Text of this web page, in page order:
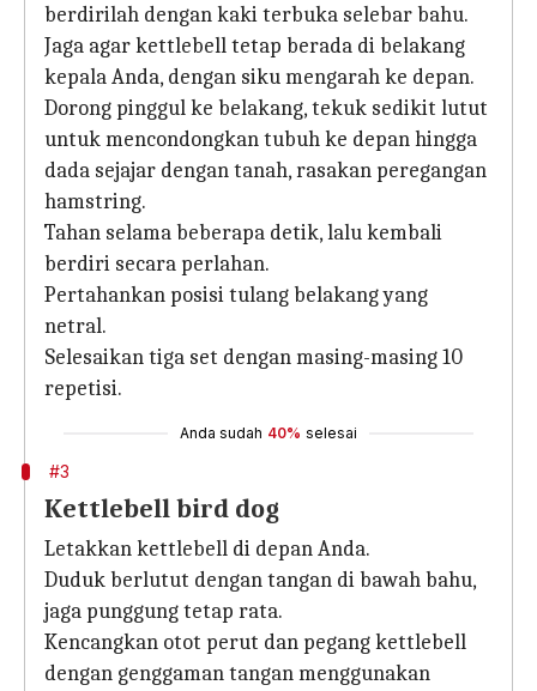
berdirilah dengan kaki terbuka selebar bahu.
Jaga agar kettlebell tetap berada di belakang
kepala Anda, dengan siku mengarah ke depan.
Dorong pinggul ke belakang, tekuk sedikit lutut
untuk mencondongkan tubuh ke depan hingga
dada sejajar dengan tanah, rasakan peregangan
hamstring.
Tahan selama beberapa detik, lalu kembali
berdiri secara perlahan.
Pertahankan posisi tulang belakang yang
netral.
Selesaikan tiga set dengan masing-masing 10
repetisi.
Anda sudah 40% selesai
#3
Kettlebell bird dog
Letakkan kettlebell di depan Anda.
Duduk berlutut dengan tangan di bawah bahu,
jaga punggung tetap rata.
Kencangkan otot perut dan pegang kettlebell
dengan genggaman tangan menggunakan